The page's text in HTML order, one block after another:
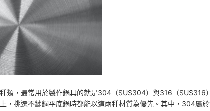
類，最常用於製作鍋具的就是304（SUS304）與316（SUS316
上，挑選不鏽鋼平底鍋時都能以這兩種材質為優先。其中，304屬